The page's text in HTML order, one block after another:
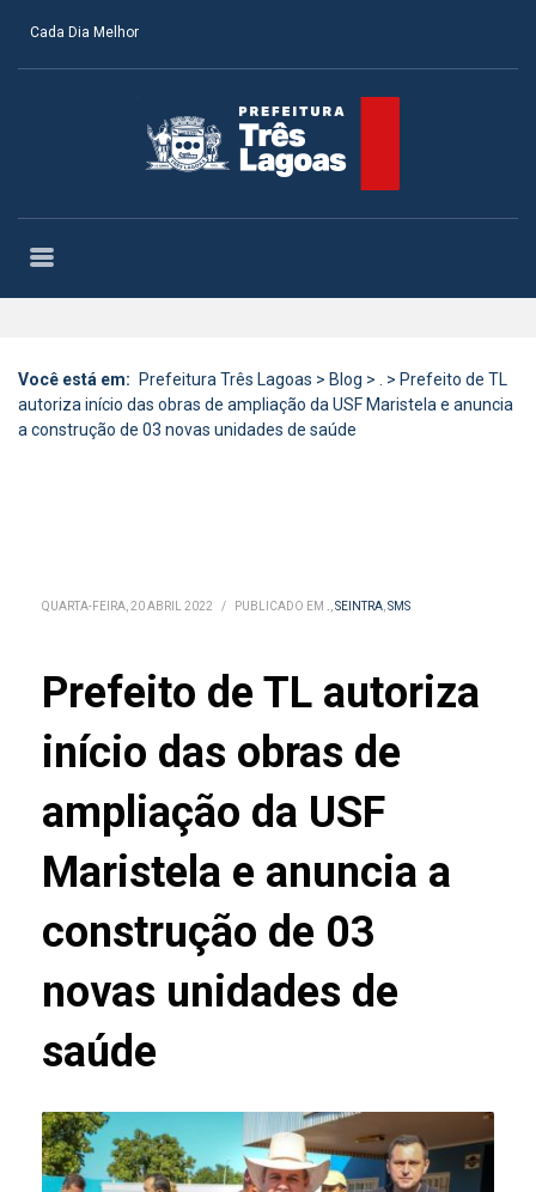
Cada Dia Melhor
Você está em: Prefeitura Três Lagoas > Blog > . > Prefeito de TL
autoriza início das obras de ampliação da USF Maristela e anuncia
a construção de 03 novas unidades de saúde
QUARTA-FEIRA, 20 ABRIL 2022 / PUBLICADO EM .,SEINTRA,SMS
Prefeito de TL autoriza
início das obras de
ampliação da USF
Maristela e anuncia a
construção de 03
novas unidades de
saúde